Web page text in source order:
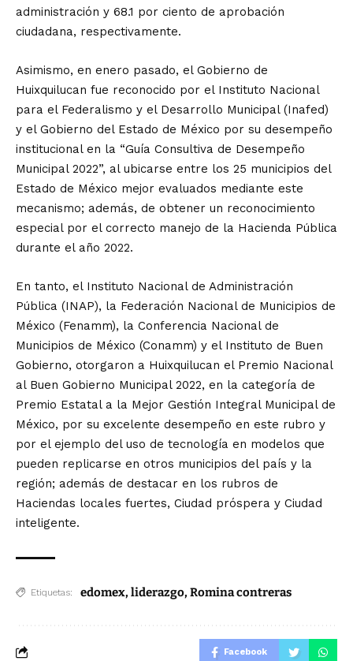
administración y 68.1 por ciento de aprobación
ciudadana, respectivamente.
Asimismo, en enero pasado, el Gobierno de
Huixquilucan fue reconocido por el Instituto Nacional
para el Federalismo y el Desarrollo Municipal (Inafed)
y el Gobierno del Estado de México por su desempeño
institucional en la “Guía Consultiva de Desempeño
Municipal 2022”, al ubicarse entre los 25 municipios del
Estado de México mejor evaluados mediante este
mecanismo; además, de obtener un reconocimiento
especial por el correcto manejo de la Hacienda Pública
durante el año 2022.
En tanto, el Instituto Nacional de Administración
Pública (INAP), la Federación Nacional de Municipios de
México (Fenamm), la Conferencia Nacional de
Municipios de México (Conamm) y el Instituto de Buen
Gobierno, otorgaron a Huixquilucan el Premio Nacional
al Buen Gobierno Municipal 2022, en la categoría de
Premio Estatal a la Mejor Gestión Integral Municipal de
México, por su excelente desempeño en este rubro y
por el ejemplo del uso de tecnología en modelos que
pueden replicarse en otros municipios del país y la
región; además de destacar en los rubros de
Haciendas locales fuertes, Ciudad próspera y Ciudad
inteligente.
Etiquetas: edomex, liderazgo, Romina contreras
Facebook